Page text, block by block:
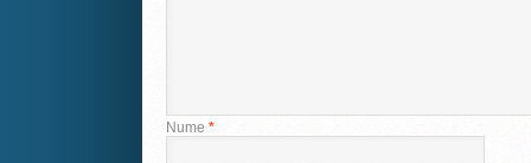
Nume *